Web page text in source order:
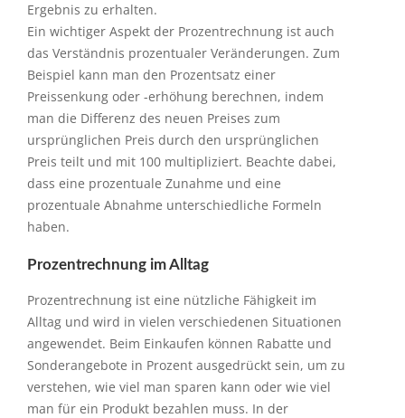
Ergebnis zu erhalten.
Ein wichtiger Aspekt der Prozentrechnung ist auch
das Verständnis prozentualer Veränderungen. Zum
Beispiel kann man den Prozentsatz einer
Preissenkung oder -erhöhung berechnen, indem
man die Differenz des neuen Preises zum
ursprünglichen Preis durch den ursprünglichen
Preis teilt und mit 100 multipliziert. Beachte dabei,
dass eine prozentuale Zunahme und eine
prozentuale Abnahme unterschiedliche Formeln
haben.
Prozentrechnung im Alltag
Prozentrechnung ist eine nützliche Fähigkeit im
Alltag und wird in vielen verschiedenen Situationen
angewendet. Beim Einkaufen können Rabatte und
Sonderangebote in Prozent ausgedrückt sein, um zu
verstehen, wie viel man sparen kann oder wie viel
man für ein Produkt bezahlen muss. In der